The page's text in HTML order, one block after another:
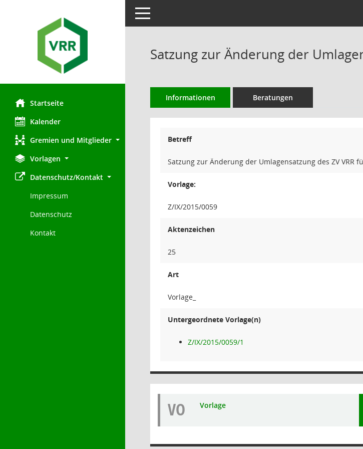
Startseite
Kalender
Gremien und Mitglieder
Vorlagen
Datenschutz/Kontakt
Impressum
Datenschutz
Kontakt
Toggle navigation
Satzung zur Änderung der
Informationen Beratungen
Betreff
Satzung zur Änderung der Umlagensatzung des ZV VRR
Vorlage:
Z/IX/2015/0059
Aktenzeichen
25
Art
Vorlage_
Untergeordnete Vorlage(n)
Z/IX/2015/0059/1
VO Vorlage